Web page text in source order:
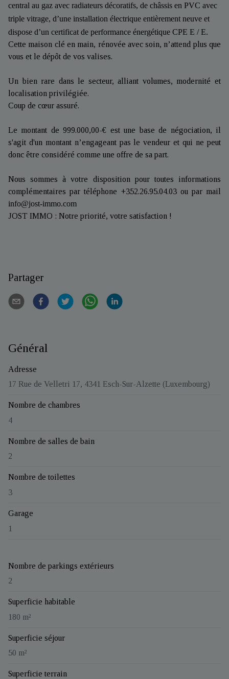
central au gaz avec radiateurs décoratifs, de châssis en PVC avec
triple vitrage, d’une installation électrique entièrement neuve et
dispose d’un certificat de performance énergétique CPE E / E.
Cette maison clé en main, rénovée avec soin, n’attend plus que
vous et le dépôt de vos valises.
Un bien rare dans le secteur, alliant volumes, modernité et
localisation privilégiée.
Coup de cœur assuré.
Le montant de 999.000,00-€ est une base de négociation, il
s'agit d'un montant n’engageant pas le vendeur et qui ne peut
donc être considéré comme une offre de sa part.
Nous sommes à votre disposition pour toutes informations
complémentaires par téléphone +352.26.95.04.03 ou par mail
info@jost-immo.com
JOST IMMO : Notre priorité, votre satisfaction !
Partager
Général
Adresse
17 Rue de Velletri 17, 4341 Esch-Sur-Alzette (Luxembourg)
Nombre de chambres
4
Nombre de salles de bain
2
Nombre de toilettes
3
Garage
1
Nombre de parkings extérieurs
2
Superficie habitable
180 m²
Superficie séjour
50 m²
Superficie terrain